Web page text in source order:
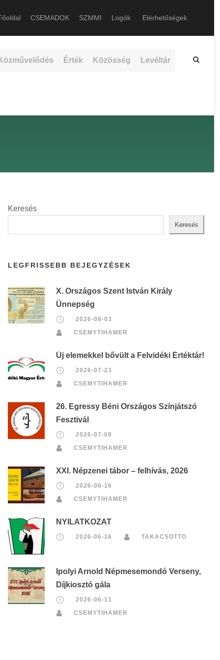
CSEMADOK SZMMI Logók Elérhetőségek
Érték Közösség Levéltár
Keresés
Keresés
LEGFRISSEBB BEJEGYZÉSEK
X. Országos Szent István Király
Ünnepség
2026-08-03
CSEMYTIHAMER
Új elemekkel bővült a Felvidéki Értéktár!
2026-07-23
CSEMYTIHAMER
26. Egressy Béni Országos Színjátszó
Fesztivál
2026-07-09
CSEMYTIHAMER
XXI. Népzenei tábor – felhívás, 2026
2026-06-16
CSEMYTIHAMER
NYILATKOZAT
2026-06-16 TAKACSOTTO
Ipolyi Arnold Népmesemondó Verseny,
Díjkiosztó gála
2026-06-11
CSEMYTIHAMER